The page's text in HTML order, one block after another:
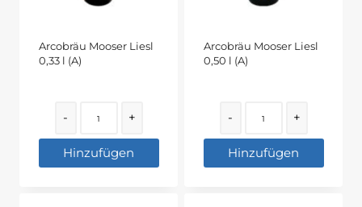
Arcobräu Mooser Liesl
0,33 l (A)
- +
Hinzufügen
Arcobräu Mooser Liesl
0,50 l (A)
- +
Hinzufügen